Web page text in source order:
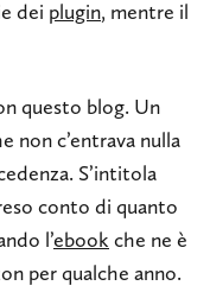
dei plugin, mentre il
questo blog. Un
non c’entrava nulla
S’intitola
conto di quanto
l’ebook che ne è
per qualche anno.